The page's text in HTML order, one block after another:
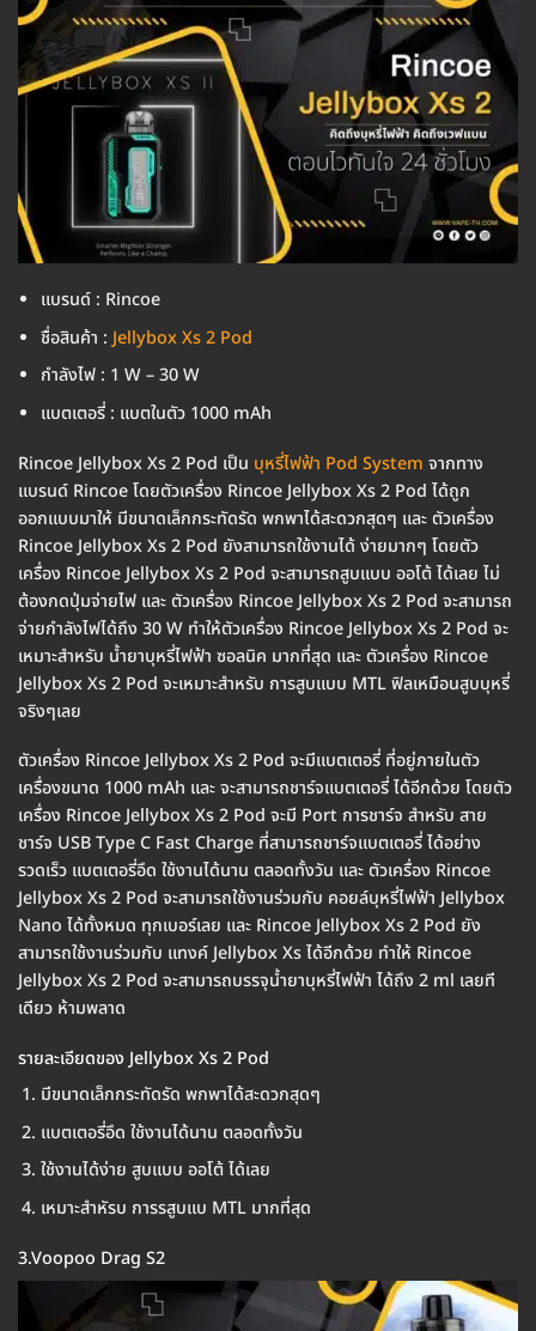
แบรนด์ : Rincoe
ชื่อสินค้า : Jellybox Xs 2 Pod
กำลังไฟ : 1 W – 30 W
แบตเตอรี่ : แบตในตัว 1000 mAh
Rincoe Jellybox Xs 2 Pod เป็น บุหรี่ไฟฟ้า Pod System จากทาง
แบรนด์ Rincoe โดยตัวเครื่อง Rincoe Jellybox Xs 2 Pod ได้ถูก
ออกแบบมาให้ มีขนาดเล็กกระทัดรัด พกพาได้สะดวกสุดๆ และ ตัวเครื่อง
Rincoe Jellybox Xs 2 Pod ยังสามารถใช้งานได้ ง่ายมากๆ โดยตัว
เครื่อง Rincoe Jellybox Xs 2 Pod จะสามารถสูบแบบ ออโต้ ได้เลย ไม่
ต้องกดปุ่มจ่ายไฟ และ ตัวเครื่อง Rincoe Jellybox Xs 2 Pod จะสามารถ
จ่ายกำลังไฟได้ถึง 30 W ทำให้ตัวเครื่อง Rincoe Jellybox Xs 2 Pod จะ
เหมาะสำหรับ น้ำยาบุหรี่ไฟฟ้า ซอลนิค มากที่สุด และ ตัวเครื่อง Rincoe
Jellybox Xs 2 Pod จะเหมาะสำหรับ การสูบแบบ MTL ฟิลเหมือนสูบบุหรี่
จริงๆเลย
ตัวเครื่อง Rincoe Jellybox Xs 2 Pod จะมีแบตเตอรี่ ที่อยู่ภายในตัว
เครื่องขนาด 1000 mAh และ จะสามารถชาร์จแบตเตอรี่ ได้อีกด้วย โดยตัว
เครื่อง Rincoe Jellybox Xs 2 Pod จะมี Port การชาร์จ สำหรับ สาย
ชาร์จ USB Type C Fast Charge ที่สามารถชาร์จแบตเตอรี่ ได้อย่าง
รวดเร็ว แบตเตอรี่อึด ใช้งานได้นาน ตลอดทั้งวัน และ ตัวเครื่อง Rincoe
Jellybox Xs 2 Pod จะสามารถใช้งานร่วมกับ คอยล์บุหรี่ไฟฟ้า Jellybox
Nano ได้ทั้งหมด ทุกเบอร์เลย และ Rincoe Jellybox Xs 2 Pod ยัง
สามารถใช้งานร่วมกับ แทงค์ Jellybox Xs ได้อีกด้วย ทำให้ Rincoe
Jellybox Xs 2 Pod จะสามารถบรรจุน้ำยาบุหรี่ไฟฟ้า ได้ถึง 2 ml เลยที
เดียว ห้ามพลาด
รายละเอียดของ Jellybox Xs 2 Pod
มีขนาดเล็กกระทัดรัด พกพาได้สะดวกสุดๆ
แบตเตอรี่อึด ใช้งานได้นาน ตลอดทั้งวัน
ใช้งานได้ง่าย สูบแบบ ออโต้ ได้เลย
เหมาะสำหัรบ การรสูบแบ MTL มากที่สุด
3.Voopoo Drag S2